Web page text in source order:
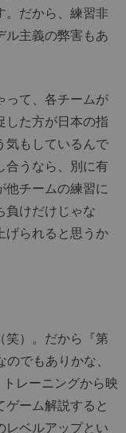
。だから、練習非
ル主義の弊害もあ
って、各チームが
した方が日本の指
気もしているんで
合うなら、別に有
他チームの練習に
負けだけじゃな
げられると思うか
笑）。だから『第
でもありかな、
レーニングから映
ーム解説すると
レベルアップとい